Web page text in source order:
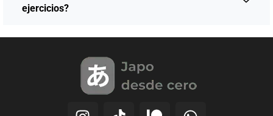
ejercicios?